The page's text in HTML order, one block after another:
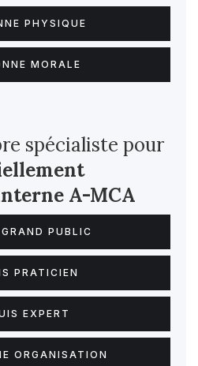
PHYSIQUE
MORALE
spécialiste pour
A-MCA
PUBLIC
PRATICIEN
EXPERT
ORGANISATION